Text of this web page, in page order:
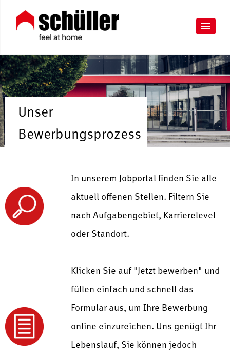
Unser
Bewerbungsprozess
In unserem Jobportal finden Sie alle
aktuell offenen Stellen. Filtern Sie
nach Aufgabengebiet, Karrierelevel
oder Standort.
Klicken Sie auf "Jetzt bewerben" und
füllen einfach und schnell das
Formular aus, um Ihre Bewerbung
online einzureichen. Uns genügt Ihr
Lebenslauf, Sie können jedoch